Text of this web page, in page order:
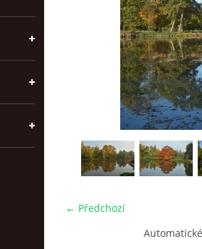
← Předchozí